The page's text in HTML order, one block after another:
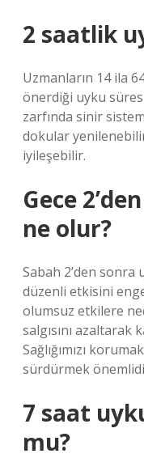
2 saatlik
Uzmanların 14 ila
önerdiği uyku
zarfında sinir
dokular
iyileşebilir.
Gece
ne olur?
Sabah 2’den
düzenli etkisini
olumsuz etkilere
salgısını
Sağlığımızı
sürdürmek
7 saat
mu?